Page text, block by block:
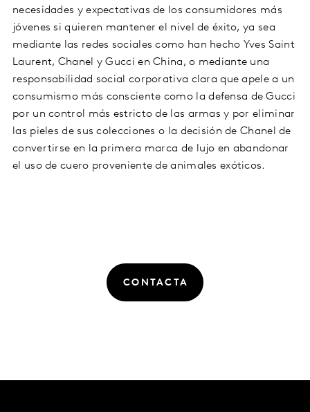
necesidades y expectativas de los consumidores más
jóvenes si quieren mantener el nivel de éxito, ya sea
mediante las redes sociales como han hecho Yves Saint
Laurent, Chanel y Gucci en China, o mediante una
responsabilidad social corporativa clara que apele a un
consumismo más consciente como la defensa de Gucci
por un control más estricto de las armas y por eliminar
las pieles de sus colecciones o la decisión de Chanel de
convertirse en la primera marca de lujo en abandonar
el uso de cuero proveniente de animales exóticos.
CONTACTA